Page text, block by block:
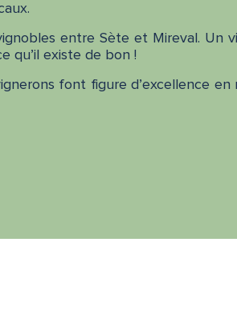
entre Sète et Mireval. Un
qu’il existe de bon !
font figure d’excellence en